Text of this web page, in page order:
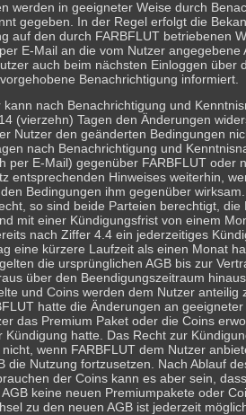
werden in geeigneter Weise durch
gegeben. In der Regel erfolgt die
auf den durch FARBFLUT betriebenen
E-Mail an die vom Nutzer angegebene
auch beim nächsten Einloggen über
Benachrichtigung informiert.
kann nach Benachrichtigung und
(vierzehn) Tagen den Änderungen
Nutzer den geänderten Bedingungen
nach Benachrichtigung und
per E-Mail) gegenüber FARBFLUT oder
entsprechenden Hinweises weiterhin,
Bedingungen ihm gegenüber
so sind beide Parteien berechtigt, die
mit einer Kündigungsfrist von einem
nach Ziffer 4.4 ein jederzeitiges
eine kürzere Laufzeit als einen Monat
die ursprünglichen AGB bis zur
über den Beendigungszeitraum
und Coins werden dem Nutzer anteilig
hatte die Änderungen an
das Premium Paket oder die Coins
Kündigung hatte. Das Recht zur
wenn FARBFLUT dem Nutzer
die Nutzung fortzusetzen. Nach Ablauf
der Coins kann es aber sein,
keine neuen Premiumpakete oder
zu den neuen AGB ist jederzeit